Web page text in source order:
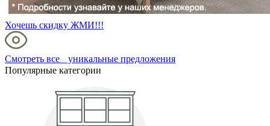
Хочешь скидку ЖМИ!!!
Смотреть все уникальные предложения
Популярные категории